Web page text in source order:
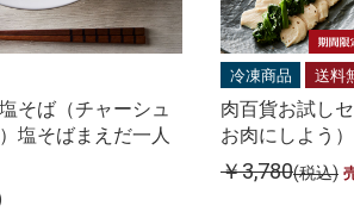
そば（チャーシュ
塩そばまえだ一人
冷凍商品 送料
肉百貨お試し
お肉にしよう）
￥3,780(税込)